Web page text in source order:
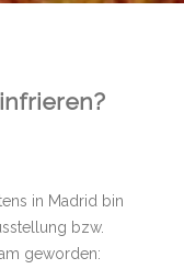
in Madrid bin
bzw.
geworden: